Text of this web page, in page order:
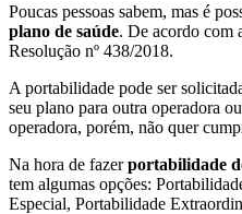
Poucas pessoas sabem, mas é
plano de saúde. De acordo com
Resolução nº 438/2018.
A portabilidade pode ser
seu plano para outra operadora
operadora, porém, não quer
Na hora de fazerportabilidade
tem algumas opções:
Especial, Portabilidade